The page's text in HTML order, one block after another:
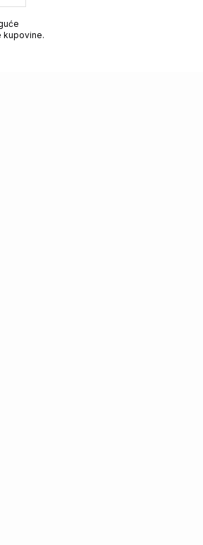
kupovine.